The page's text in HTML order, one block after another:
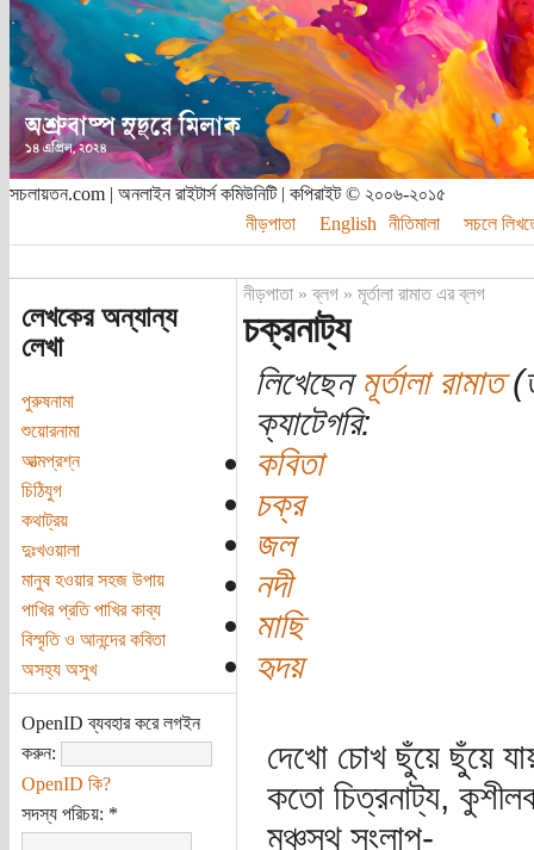
সচলায়তন.com | অনলাইন রাইটার্স কমিউনিটি | কপিরাইট © ২০০৬-২০১৫
নীড়পাতা
English নীতিমালা সচলে
লেখকের অন্যান্য
লেখা
পুরুষনামা
শুয়োরনামা
আত্মপ্রশ্ন
চিঠিযুগ
কথাট্রয়
দুঃখওয়ালা
মানুষ হওয়ার সহজ উপায়
পাখির প্রতি পাখির কাব্য
বিস্মৃতি ও আনন্দের কবিতা
অসহ্য অসুখ
OpenID ব্যবহার করে লগইন
করুন:
OpenID কি?
সদস্য পরিচয়: *
নীড়পাতা»ব্লগ» মূর্তালা রামাত এর ব্লগ
চক্রনাট্য
লিখেছেনমূর্তালা রামাত
ক্যাটেগরি:
কবিতা
চক্র
জল
নদী
মাছি
হৃদয়
দেখো চোখ ছুঁয়ে ছুঁয়ে
কতো চিত্রনাট্য,
মঞ্চস্থ সংলাপ-